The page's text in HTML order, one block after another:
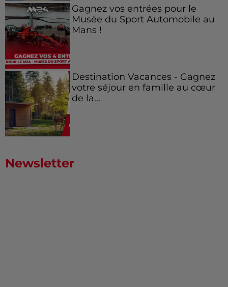
Gagnez vos entrées pour le
Musée du Sport Automobile au
Mans !
Destination Vacances - Gagnez
votre séjour en famille au cœur
de la...
Newsletter